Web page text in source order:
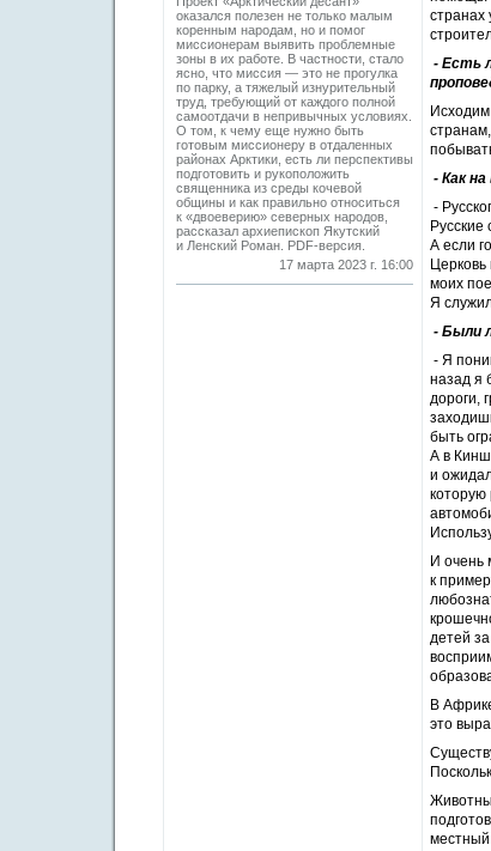
оказался полезен не только малым
коренным народам, но и помог
миссионерам выявить проблемные
зоны в их работе. В частности, стало
ясно, что миссия — это не прогулка
по парку, а тяжелый изнурительный
труд, требующий от каждого полной
самоотдачи в непривычных условиях.
О том, к чему еще нужно быть
готовым миссионеру в отдаленных
районах Арктики, есть ли перспективы
подготовить и рукоположить
священника из среды кочевой
общины и как правильно относиться
к «двоеверию» северных народов,
рассказал архиепископ Якутский
и Ленский Роман. PDF-версия.
17 марта 2023 г. 16:00
- Есть
- Как
-
А если
моих
Я
- Были
- Я
назад я
дороги,
быть
А в
и
которую
И очень
к
детей
В
это
местный